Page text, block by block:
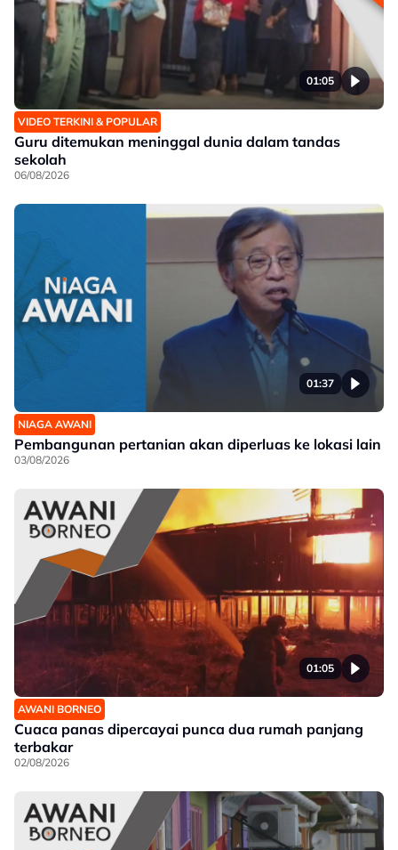
01:05
VIDEO TERKINI & POPULAR
Guru ditemukan meninggal dunia dalam tandas
sekolah
06/08/2026
01:37
NIAGA AWANI
Pembangunan pertanian akan diperluas ke lokasi lain
03/08/2026
01:05
AWANI BORNEO
Cuaca panas dipercayai punca dua rumah panjang
terbakar
02/08/2026